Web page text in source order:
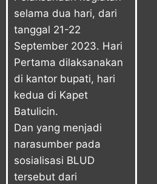
selama dua hari, dari
tanggal 21-22
September 2023. Hari
Pertama dilaksanakan
di kantor bupati, hari
kedua di Kapet
Batulicin.
Dan yang menjadi
narasumber pada
sosialisasi BLUD
tersebut dari